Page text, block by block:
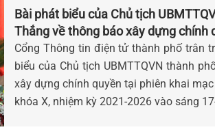
Bài phát biểu của Chủ tịch
Thắng về thông báo xây dựng chính
HĐND thành phố khóa X
Cổng Thông tin điện tử thành phố trân
biểu của Chủ tịch UBMTTQVN thành
xây dựng chính quyền tại phiên khai
khóa X, nhiệm kỳ 2021-2026 vào sáng